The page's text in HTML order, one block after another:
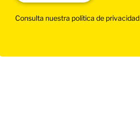
Consulta nuestra política de privacidad